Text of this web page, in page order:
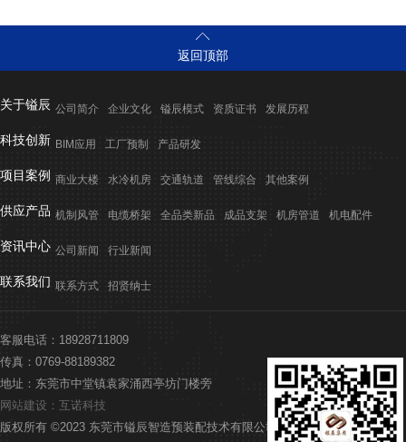

返回顶部
关于镒辰 公司简介 企业文化 镒辰模式 资质证书 发展历程
科技创新 BIM应用 工厂预制 产品研发
项目案例 商业大楼 水冷机房 交通轨道 管线综合 其他案例
供应产品 机制风管 电缆桥架 全品类新品 成品支架 机房管道 机电配件
资讯中心 公司新闻 行业新闻
联系我们 联系方式 招贤纳士
客服电话：18928711809
传真：0769-88189382
地址：东莞市中堂镇袁家涌西亭坊门楼旁
网站建设：互诺科技
版权所有 ©2023 东莞市镒辰智造预装配技术有限公司